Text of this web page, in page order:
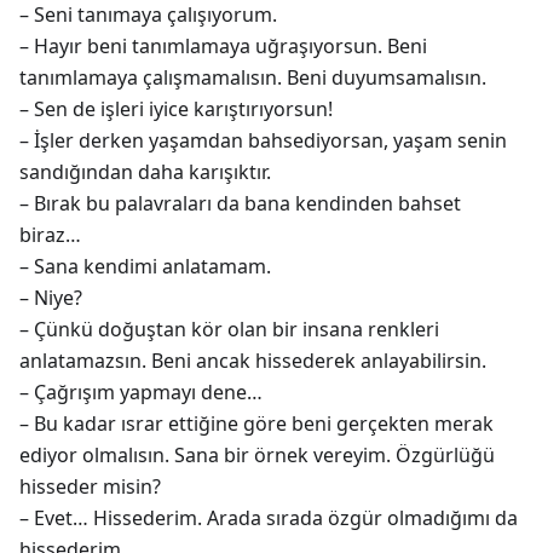
– Seni tanımaya çalışıyorum.
– Hayır beni tanımlamaya uğraşıyorsun. Beni
tanımlamaya çalışmamalısın. Beni duyumsamalısın.
– Sen de işleri iyice karıştırıyorsun!
– İşler derken yaşamdan bahsediyorsan, yaşam senin
sandığından daha karışıktır.
– Bırak bu palavraları da bana kendinden bahset
biraz…
– Sana kendimi anlatamam.
– Niye?
– Çünkü doğuştan kör olan bir insana renkleri
anlatamazsın. Beni ancak hissederek anlayabilirsin.
– Çağrışım yapmayı dene…
– Bu kadar ısrar ettiğine göre beni gerçekten merak
ediyor olmalısın. Sana bir örnek vereyim. Özgürlüğü
hisseder misin?
– Evet… Hissederim. Arada sırada özgür olmadığımı da